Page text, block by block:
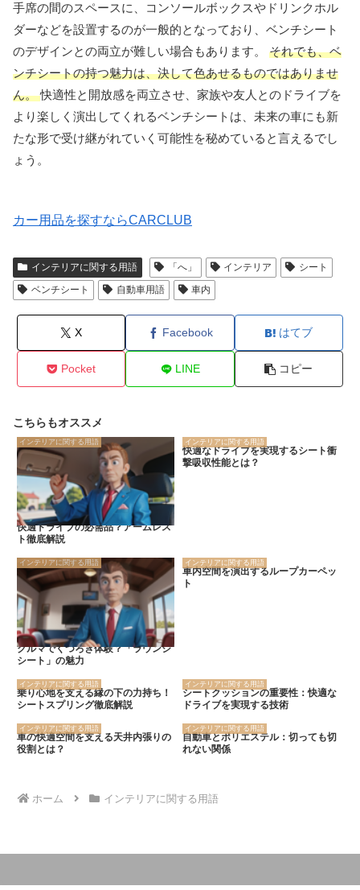
手席の間のスペースに、コンソールボックスやドリンクホル
ダーなどを設置するのが一般的となっており、ベンチシート
のデザインとの両立が難しい場合もあります。 それでも、ベ
ンチシートの持つ魅力は、決して色あせるものではありませ
ん。快適性と開放感を両立させ、家族や友人とのドライブを
より楽しく演出してくれるベンチシートは、未来の車にも新
たな形で受け継がれていく可能性を秘めていると言えるでし
ょう。
カー用品を探すならCARCLUB
インテリアに関する用語 「へ」 インテリア
シート
ベンチシート
自動車用語 車内
X Facebook はてブ
Pocket LINE コピー
こちらもオススメ
インテリアに関する用語
快適ドライブの必需品？アームレス
ト徹底解説
インテリアに関する用語
快適なドライブを実現するシート衝
撃吸収性能とは？
インテリアに関する用語
クルマでくつろぎ体験？「ラウンジ
シート」の魅力
インテリアに関する用語
車内空間を演出するループカーペッ
ト
インテリアに関する用語
乗り心地を支える縁の下の力持ち！
シートスプリング徹底解説
インテリアに関する用語
シートクッションの重要性：快適な
ドライブを実現する技術
インテリアに関する用語
車の快適空間を支える天井内張りの
役割とは？
インテリアに関する用語
自動車とポリエステル：切っても切
れない関係
ホーム インテリアに関する用語